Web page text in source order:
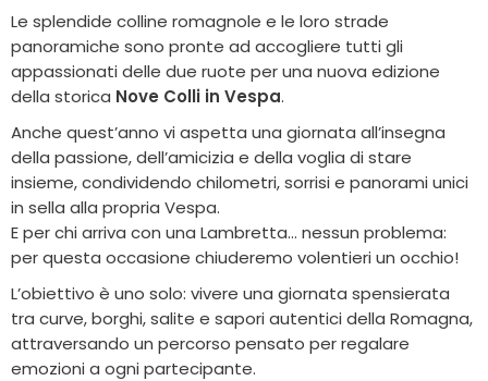
Le splendide colline romagnole e le loro strade
panoramiche sono pronte ad accogliere tutti gli
appassionati delle due ruote per una nuova edizione
della storica Nove Colli in Vespa.
Anche quest’anno vi aspetta una giornata all’insegna
della passione, dell’amicizia e della voglia di stare
insieme, condividendo chilometri, sorrisi e panorami unici
in sella alla propria Vespa.
E per chi arriva con una Lambretta… nessun problema:
per questa occasione chiuderemo volentieri un occhio!
L’obiettivo è uno solo: vivere una giornata spensierata
tra curve, borghi, salite e sapori autentici della Romagna,
attraversando un percorso pensato per regalare
emozioni a ogni partecipante.